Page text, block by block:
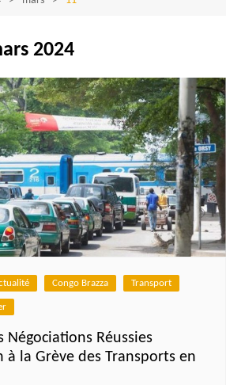
2024
Congo Brazza Transport
Négociations Réussies
à la Grève des Transports en